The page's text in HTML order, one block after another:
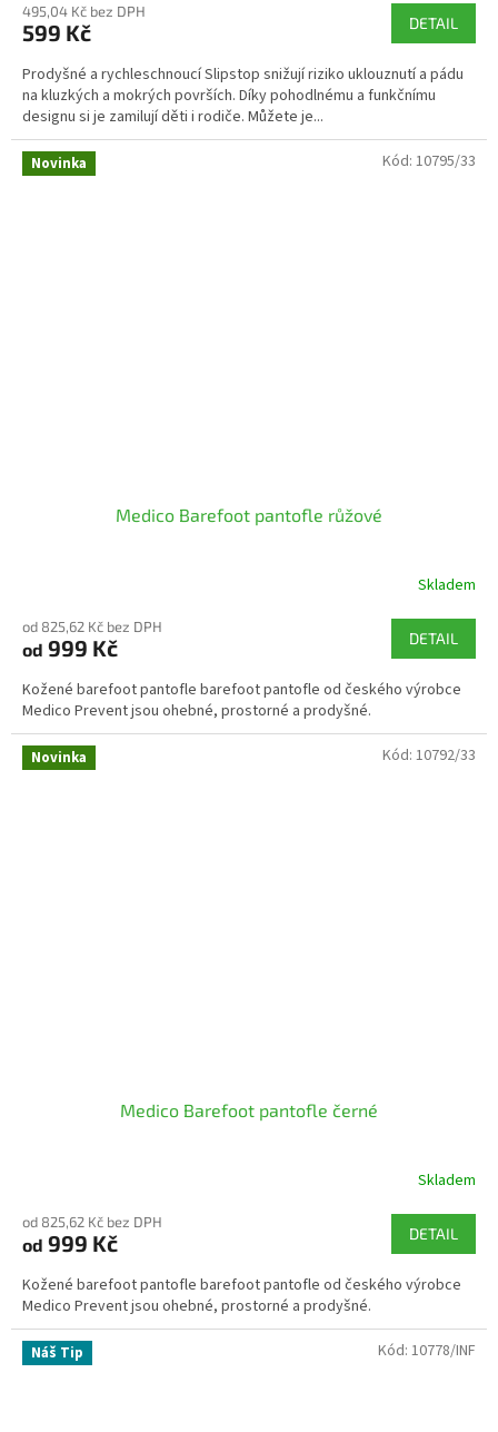
495,04 Kč bez DPH
599 Kč DETAIL
Prodyšné a rychleschnoucí Slipstop snižují riziko uklouznutí a pádu
na kluzkých a mokrých površích. Díky pohodlnému a funkčnímu
designu si je zamilují děti i rodiče. Můžete je...
Novinka
Medico Barefoot pantofle růžové
Skladem
od 825,62 Kč bez DPH
od 999 Kč DETAIL
Kožené barefoot pantofle barefoot pantofle od českého výrobce
Medico Prevent jsou ohebné, prostorné a prodyšné.
Kód: 10795/33
Novinka
Medico Barefoot pantofle černé
Skladem
od 825,62 Kč bez DPH
od 999 Kč DETAIL
Kožené barefoot pantofle barefoot pantofle od českého výrobce
Medico Prevent jsou ohebné, prostorné a prodyšné.
Kód: 10792/33
Náš Tip Kód: 10778/INF